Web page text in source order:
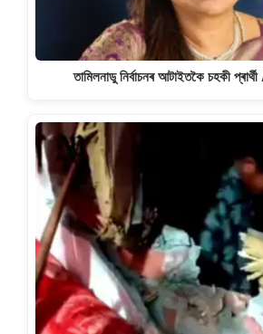
তামিলনাডু নিৰ্বাচনৰ আটাইতকৈ চহকী